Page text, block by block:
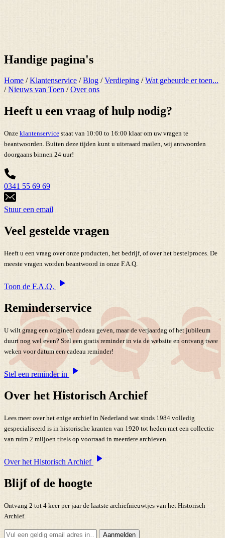
Handige pagina's
Home /Klantenservice /Blog /Verdieping /Wat gebeurde er toen...
/Nieuws van Toen /Over ons
Heeft u een vraag of hulp nodig?
Onze klantenservice staat van 10:00 to 16:00 klaar om uw vragen te
beantwoorden. Buiten deze tijden kunt u uiteraard mailen, wij antwoorden
doorgaans binnen 24 uur!
0341 55 69 69
Stuur een email
Veel gestelde vragen
Heeft u een vraag over onze producten, het bedrijf, of over het bestelproces. De
meeste vragen worden beantwoord in onze F.A.Q.
Toon de F.A.Q.
Reminderservice
U wilt graag een origineel cadeau geven, maar de verjaardag of het jubileum
duurt nog wel even? Stel een gratis reminder in via de website en ontvang twee
weken voor datum een cadeau reminder!
Stel een reminder in
Over het Historisch Archief
Lees meer over het enige archief in Nederland wat sinds 1984 volledig
gespecialiseerd is in historische kranten van 1920 tot heden met een collectie
van ruim 2 miljoen titels op voorraad in meerdere archieven.
Over het Historisch Archief
Blijf of de hoogte
Ontvang 2 tot 4 keer per jaar de laatste archiefnieuwtjes van het Historisch
Archief.
Aanmelden